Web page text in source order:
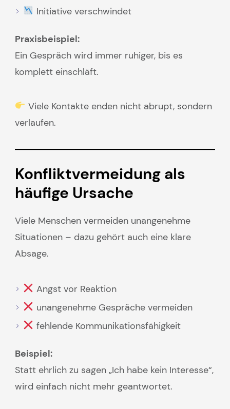
Initiative verschwindet
Praxisbeispiel:
Ein Gespräch wird immer ruhiger, bis es
komplett einschläft.
Viele Kontakte enden nicht abrupt, sondern
verlaufen.
Konfliktvermeidung als
häufige Ursache
Viele Menschen vermeiden unangenehme
Situationen – dazu gehört auch eine klare
Absage.
Angst vor Reaktion
unangenehme Gespräche vermeiden
fehlende Kommunikationsfähigkeit
Beispiel:
Statt ehrlich zu sagen „Ich habe kein Interesse“,
wird einfach nicht mehr geantwortet.